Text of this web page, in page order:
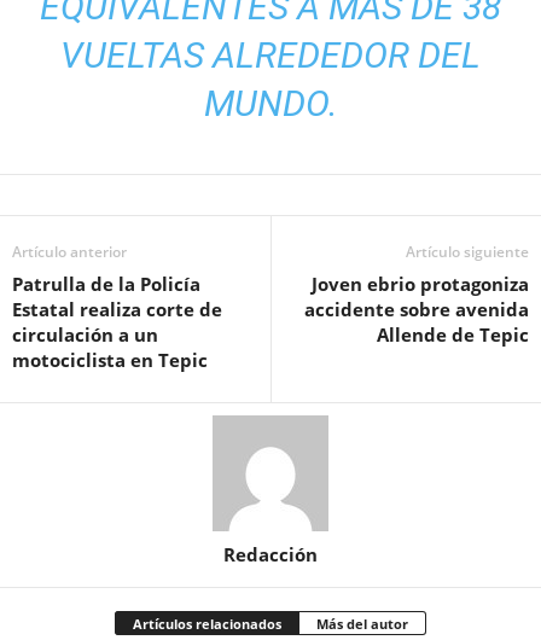
VUELTAS ALREDEDOR DEL
MUNDO.
Artículo anterior
Patrulla de la Policía
Estatal realiza corte de
circulación a un
motociclista en Tepic
Artículo siguiente
Joven ebrio protagoniza
accidente sobre avenida
Allende de Tepic
Redacción
Artículos relacionados Más del autor